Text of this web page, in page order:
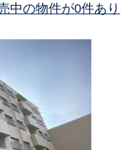
中の物件が0件あり